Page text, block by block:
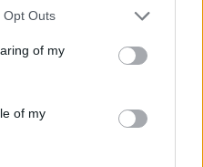
Opt Outs
of my
of my
μοτοπορεία τους. Από
από 40
σε πάμπολλες
συμπαράστασης στην
αλλά και εκτός Αττικής.